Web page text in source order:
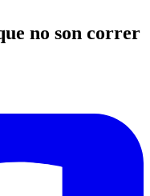
no son correr